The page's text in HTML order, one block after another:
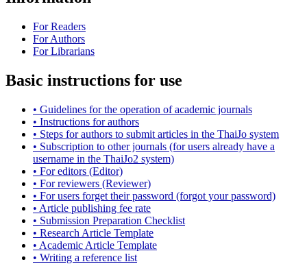
For Readers
For Authors
For Librarians
Basic instructions for use
• Guidelines for the operation of academic journals
• Instructions for authors
• Steps for authors to submit articles in the ThaiJo system
• Subscription to other journals (for users already have a
username in the ThaiJo2 system)
• For editors (Editor)
• For reviewers (Reviewer)
• For users forget their password (forgot your password)
• Article publishing fee rate
• Submission Preparation Checklist
• Research Article Template
• Academic Article Template
• Writing a reference list